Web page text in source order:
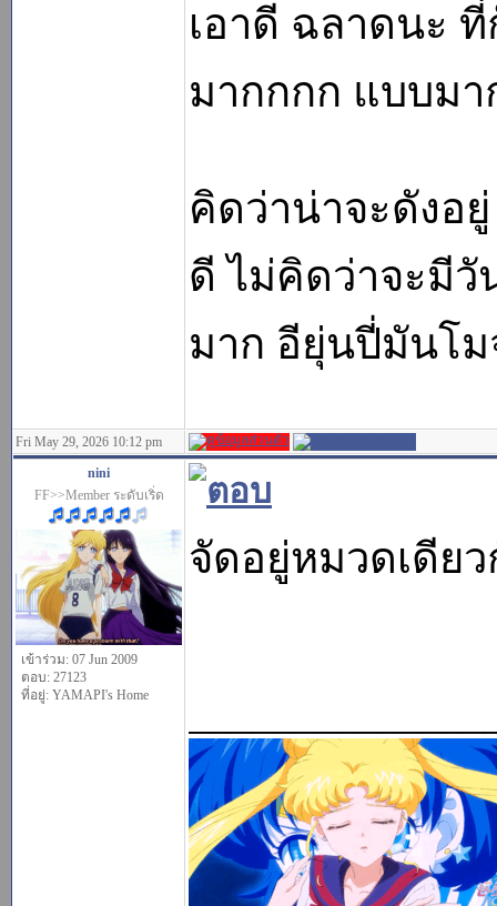
เอาดี ฉลาดนะ
มากกกก แบบมา
คิดว่าน่าจะดังอ
ดี ไม่คิดว่าจะมีวั
มาก อียุ่นปี่มันโ
Fri May 29, 2026 10:12 pm
nini
FF>>Member ระดับเริ่ด
เข้าร่วม: 07 Jun 2009
ตอบ: 27123
ที่อยู่: YAMAPI's Home
จัดอยู่หมวดเดีย